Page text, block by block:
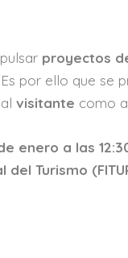
proyectos
Es por ello que se
alvisitante como
enero a las
del Turismo